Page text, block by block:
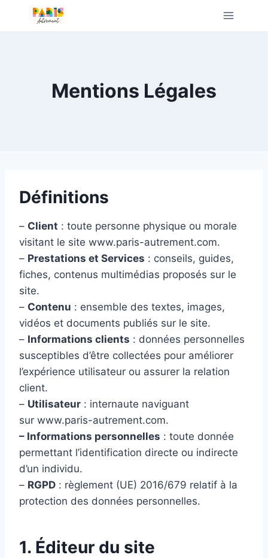
Mentions Légales
Définitions
– Client : toute personne physique ou morale
visitant le site www.paris-autrement.com.
– Prestations et Services : conseils, guides,
fiches, contenus multimédias proposés sur le
site.
– Contenu : ensemble des textes, images,
vidéos et documents publiés sur le site.
– Informations clients : données personnelles
susceptibles d’être collectées pour améliorer
l’expérience utilisateur ou assurer la relation
client.
– Utilisateur : internaute naviguant
sur www.paris-autrement.com.
– Informations personnelles : toute donnée
permettant l’identification directe ou indirecte
d’un individu.
– RGPD : règlement (UE) 2016/679 relatif à la
protection des données personnelles.
1. Éditeur du site